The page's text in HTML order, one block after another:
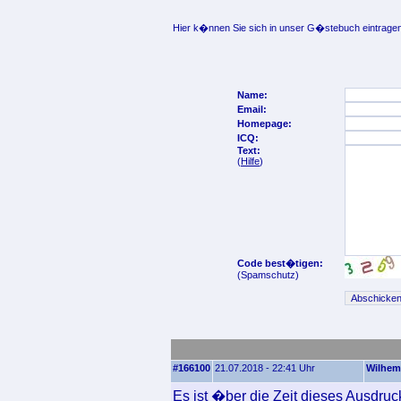
Hier k�nnen Sie sich in unser G�stebuch
Name:
Email:
Homepage:
ICQ:
Text:
(Hilfe)
Code best�tigen:
(Spamschutz)
#166100 21.07.2018 - 22:41 Uhr
Es ist �ber die Zeit dieses